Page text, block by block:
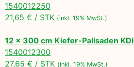
1540012250
21,65 € / STK (inkl. 19% MwSt.)
12 x 300 cm Kiefer-Palisaden KDi
1540012300
27,65 € / STK (inkl. 19% MwSt.)